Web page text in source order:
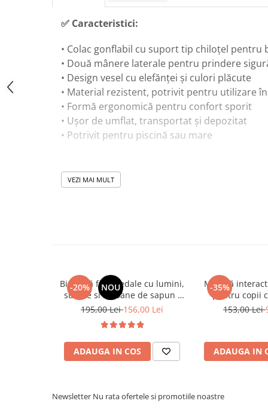
Masinute Electrice
Role si Skateboard
Joaca de Vara & Apa
Piscina & Joaca cu Apa
Colaci & Saltele Gonflabile
Jucarii pentru Plaja
Joaca in Aer Liber
Toate Jucariile pentru Copii
Jucarii Interactive & Sensoriale
Invatare prin Joaca
Jucarii pentru Dezvoltare
✅ Caracteristici:
• Colac gonflabil cu suport tip chiloțel pentru
• Două mânere laterale pentru prindere
• Design vesel cu elefănței și culori plăcute
• Material rezistent, potrivit pentru utilizare
• Formă ergonomică pentru confort sporit
• Ușor de umflat, transportat și depozitat
• Potrivit pentru piscină sau mare
🎓 Beneficii educaționale:
• Favorizează învățarea prin joacă – categorie
• Creează experiențe plăcute și relaxante
• Bebeluși între aproximativ 6 luni și 3 ani
• Cadou util pentru sezonul cald
VEZI MAI MULT
-20% NOU
Bicicletă fără pedale cu lumini,
sunete si baloane de sapun -
roz
195,00 Lei156,00 Lei
ADAUGA IN COS
-35%
Măsuță
pentru copii
activități
153,00 Lei
ADAUGA IN
Newsletter Nu rata ofertele si promotiile noastre